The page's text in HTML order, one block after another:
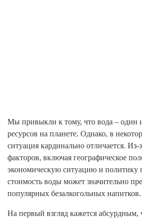
Мы привыкли к тому, что вода – один
ресурсов на планете. Однако, в
ситуация кардинально отличается. Из-
факторов, включая географическое
экономическую ситуацию и политику
стоимость воды может значительно
популярных безалкогольных напитков.
На первый взгляд кажется абсурдным,